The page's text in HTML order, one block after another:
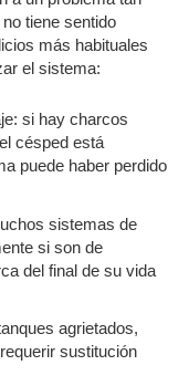
tiene sentido
más habituales
el sistema:
si hay charcos
césped está
puede haber perdido
sistemas de
si son de
del final de su vida
agrietados,
sustitución